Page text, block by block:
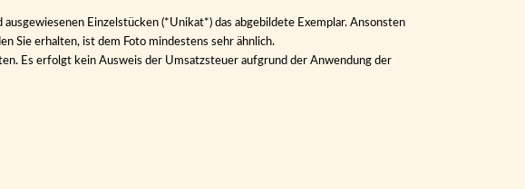
Einzelstücken (*Unikat*) das abgebildete Exemplar. Ansonsten
Sie erhalten, ist dem Foto mindestens sehr ähnlich.
Es erfolgt kein Ausweis der Umsatzsteuer aufgrund der Anwendung der